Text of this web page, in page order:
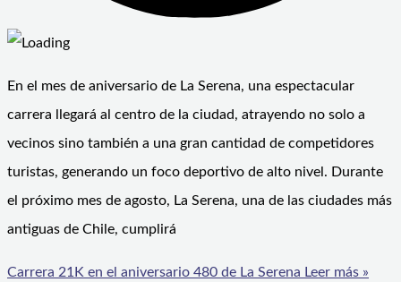
En el mes de aniversario de La Serena, una espectacular
carrera llegará al centro de la ciudad, atrayendo no solo a
vecinos sino también a una gran cantidad de competidores
turistas, generando un foco deportivo de alto nivel. Durante
el próximo mes de agosto, La Serena, una de las ciudades más
antiguas de Chile, cumplirá
Carrera 21K en el aniversario 480 de La Serena Leer más »